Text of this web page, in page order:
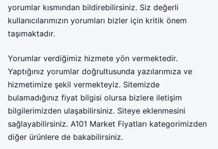
yorumlar kısmından bildirebilirsiniz. Siz değerli
kullanıcılarımızın yorumları bizler için kritik önem
taşımaktadır.
Yorumlar verdiğimiz hizmete yön vermektedir.
Yaptığınız yorumlar doğrultusunda yazılarımıza ve
hizmetimize şekil vermekteyiz. Sitemizde
bulamadığınız fiyat bilgisi olursa bizlere iletişim
bilgilerimizden ulaşabilirsiniz. Siteye eklenmesini
sağlayabilirsiniz. A101 Market Fiyatları kategorimizden
diğer ürünlere de bakabilirsiniz.